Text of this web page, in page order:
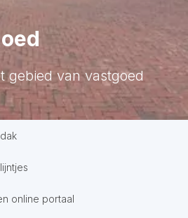
gebied van vastgoed
online portaal